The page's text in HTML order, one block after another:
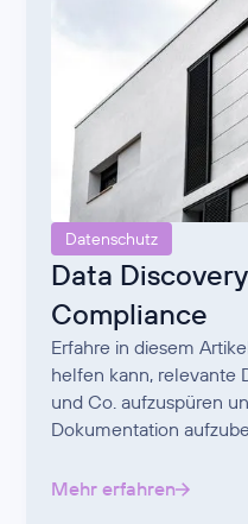
Datenschutz
Data
Compliance
Erfahre in diesem
helfen kann, relevante
und Co. aufzuspüren
Dokumentation
Mehr erfahren